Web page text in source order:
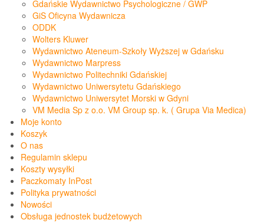
Gdańskie Wydawnictwo Psychologiczne / GWP
GiS Oficyna Wydawnicza
ODDK
Wolters Kluwer
Wydawnictwo Ateneum-Szkoły Wyższej w Gdańsku
Wydawnictwo Marpress
Wydawnictwo Politechniki Gdańskiej
Wydawnictwo Uniwersytetu Gdańskiego
Wydawnictwo Uniwersytet Morski w Gdyni
VM Media Sp z o.o. VM Group sp. k. ( Grupa Via Medica)
Moje konto
Koszyk
O nas
Regulamin sklepu
Koszty wysyłki
Paczkomaty InPost
Polityka prywatności
Nowości
Obsługa jednostek budżetowych